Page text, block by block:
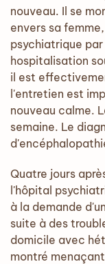
nouveau. Il se
envers sa
psychiatrique
hospitalisation
il est
l'entretien est
nouveau calme.
semaine. Le
Quatre jours
l'hôpital
à la demande
suite à des
domicile avec
montré